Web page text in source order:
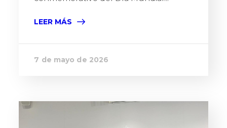
LEER MÁS
7 de mayo de 2026